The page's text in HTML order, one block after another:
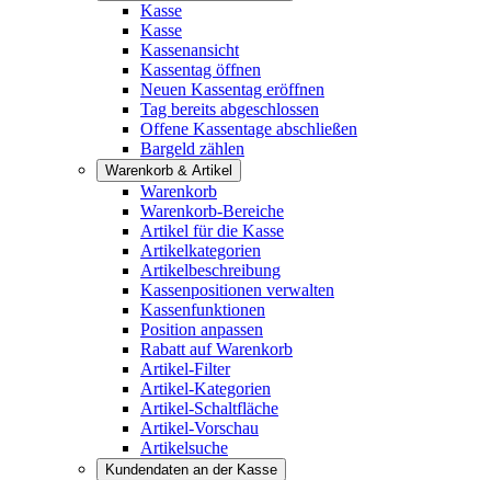
Kasse
Kasse
Kassenansicht
Kassentag öffnen
Neuen Kassentag eröffnen
Tag bereits abgeschlossen
Offene Kassentage abschließen
Bargeld zählen
Warenkorb & Artikel
Warenkorb
Warenkorb-Bereiche
Artikel für die Kasse
Artikelkategorien
Artikelbeschreibung
Kassenpositionen verwalten
Kassenfunktionen
Position anpassen
Rabatt auf Warenkorb
Artikel-Filter
Artikel-Kategorien
Artikel-Schaltfläche
Artikel-Vorschau
Artikelsuche
Kundendaten an der Kasse